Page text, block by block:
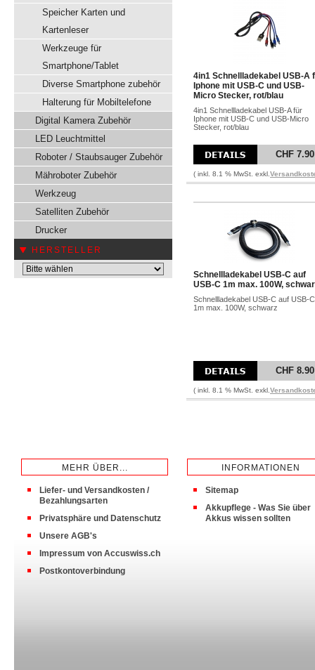
Speicher Karten und
Kartenleser
Werkzeuge für
Smartphone/Tablet
Diverse Smartphone zubehör
Halterung für Mobiltelefone
Digital Kamera Zubehör
LED Leuchtmittel
Roboter / Staubsauger Zubehör
Mähroboter Zubehör
Werkzeug
Satelliten Zubehör
Drucker
HERSTELLER
4in1 Schnellladekabel USB-A
Iphone mit USB-C und USB-
Micro Stecker, rot/blau
4in1 Schnellladekabel USB-A für
Iphone mit USB-C und USB-Micro
Stecker, rot/blau
CHF 7.90
( inkl. 8.1 % MwSt. exkl.
Schnellladekabel USB-C auf
USB-C 1m max. 100W,
Schnellladekabel USB-C auf USB-C
1m max. 100W, schwarz
CHF 8.90
( inkl. 8.1 % MwSt. exkl.
MEHR ÜBER...
Liefer- und Versandkosten /
Bezahlungsarten
Privatsphäre und Datenschutz
Unsere AGB's
Impressum von Accuswiss.ch
Postkontoverbindung
INFORMATIONEN
Sitemap
Akkupflege - Was Sie über
Akkus wissen sollten